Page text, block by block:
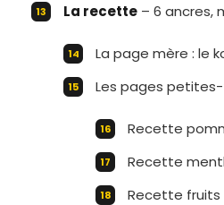
La recette – 6 ancres,
La page mère : le
Les pages petites-
Recette
Recette
Recette fruits